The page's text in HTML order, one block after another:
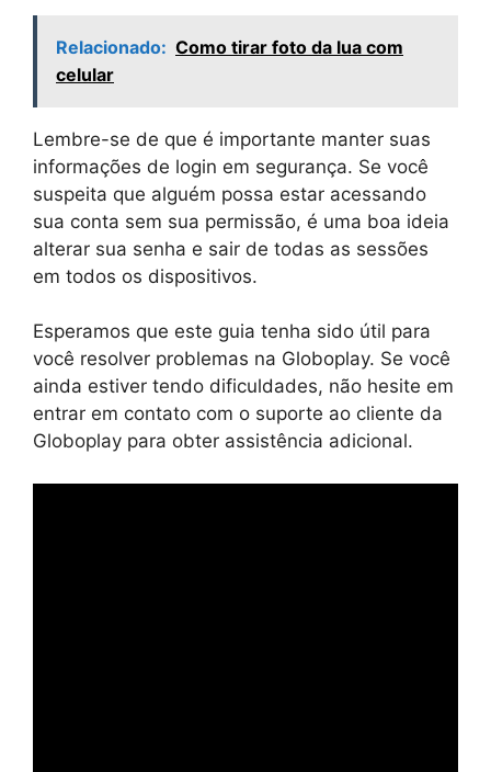
Relacionado: Como tirar foto da lua com
celular
Lembre-se de que é importante manter suas
informações de login em segurança. Se você
suspeita que alguém possa estar acessando
sua conta sem sua permissão, é uma boa ideia
alterar sua senha e sair de todas as sessões
em todos os dispositivos.
Esperamos que este guia tenha sido útil para
você resolver problemas na Globoplay. Se você
ainda estiver tendo dificuldades, não hesite em
entrar em contato com o suporte ao cliente da
Globoplay para obter assistência adicional.